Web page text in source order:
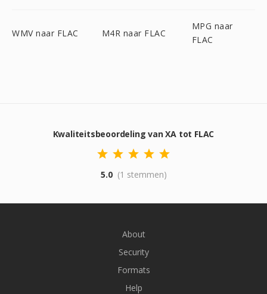
WMV naar FLAC M4R naar FLAC
MPG naar
FLAC
Kwaliteitsbeoordeling van XA tot FLAC
5.0 (1 stemmen)
About
Security
Formats
Help